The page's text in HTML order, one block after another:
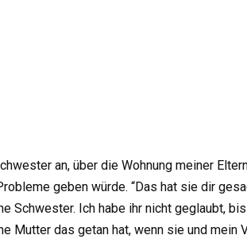
an, über die Wohnung meiner
geben würde. “Das hat sie dir
Schwester. Ich habe ihr nicht geglaubt,
Mutter das getan hat, wenn sie und mein